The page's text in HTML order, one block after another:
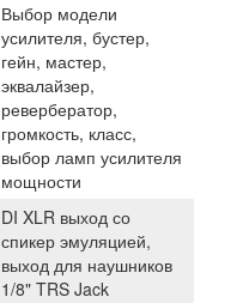
Выбор модели
усилителя, бустер,
гейн, мастер,
эквалайзер,
ревербератор,
громкость, класс,
выбор ламп усилителя
мощности
DI XLR выход со
спикер эмуляцией,
выход для наушников
1/8" TRS Jack